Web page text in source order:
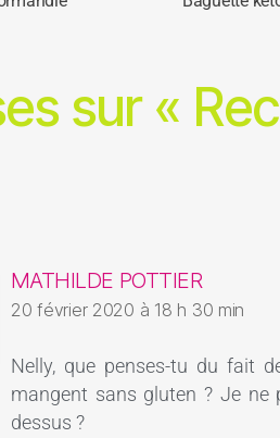
sur «
MATHILDE POTTIER
20 février 2020 à 18 h 30 min
Nelly, que penses-tu du fait
mangent sans gluten ? Je ne
dessus ?